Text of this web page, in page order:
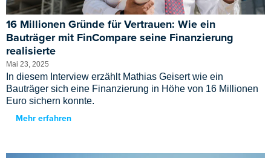
16 Millionen Gründe für Vertrauen: Wie ein
Bauträger mit FinCompare seine Finanzierung
realisierte
Mai 23, 2025
In diesem Interview erzählt Mathias Geisert wie ein
Bauträger sich eine Finanzierung in Höhe von 16 Millionen
Euro sichern konnte.
Mehr erfahren